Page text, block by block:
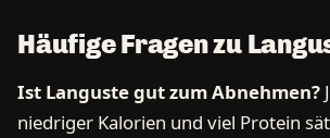
Häufige Fragen zu
Ist Languste gut zum Abnehmen?
niedriger Kalorien und viel Protein